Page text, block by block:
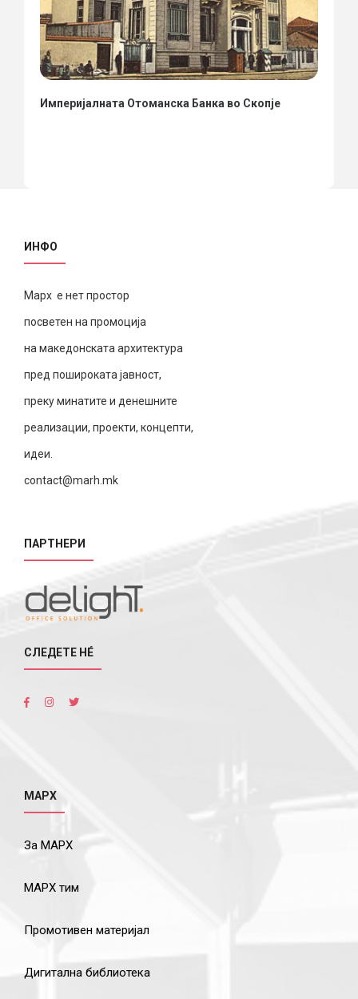
Империјалната Отоманска Банка во Скопје
ИНФО
Марх е нет простор
посветен на промоција
на македонската архитектура
пред пошироката јавност,
преку минатите и денешните
реализации, проекти, концепти,
идеи.
contact@marh.mk
ПАРТНЕРИ
СЛЕДЕТЕ НÉ
МАРХ
За МАРХ
МАРХ тим
Промотивен материјал
Дигитална библиотека